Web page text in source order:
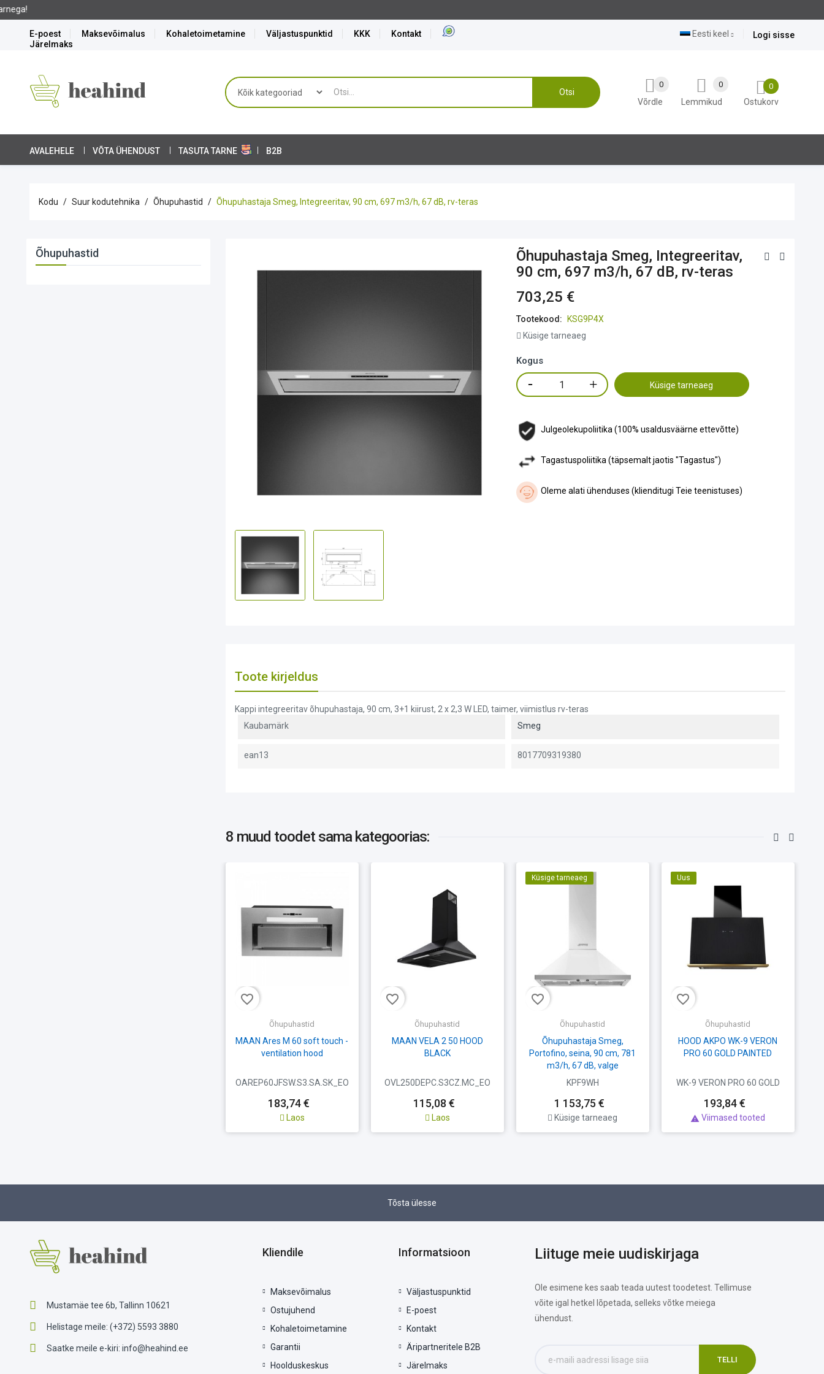
E-poest Maksevõimalus Kohaletoimetamine Väljastuspunktid KKK
Kontakt
Järelmaks
Logi sisse
Eesti keel
Otsi
0
Ostukorv
Lemmikud
0
Võrdle
0
AVALEHELE VÕTA ÜHENDUST TASUTA TARNE B2B
Kodu Suur kodutehnika Õhupuhastid Õhupuhastaja Smeg, Integreeritav, 90 cm, 697 m3/h, 67 dB, rv-teras
Õhupuhastid
Õhupuhastaja Smeg, Integreeritav,
90 cm, 697 m3/h, 67 dB, rv-teras
703,25 €
Tootekood:
KSG9P4X
Küsige tarneaeg
Kogus
Küsige tarneaeg
Julgeolekupoliitika (100% usaldusväärne ettevõtte)
Tagastuspoliitika (täpsemalt jaotis "Tagastus")
Oleme alati ühenduses (klienditugi Teie teenistuses)
Toote kirjeldus
Kappi integreeritav õhupuhastaja, 90 cm, 3+1 kiirust, 2 x 2,3 W LED, taimer, viimistlus rv-teras
Kaubamärk
Smeg
ean13 8017709319380
8 muud toodet sama kategoorias:
favorite_border
Õhupuhastid
MAAN Ares M 60 soft touch -
ventilation hood
OAREP60JFSW.S3.SA.SK_EO
183,74 €
Laos
favorite_border
Õhupuhastid
MAAN VELA 2 50 HOOD
BLACK
OVL250DEPC.S3CZ.MC_EO
115,08 €
Laos
favorite_border
Küsige tarneaeg
Õhupuhastid
Õhupuhastaja Smeg,
Portofino, seina, 90 cm, 781
m3/h, 67 dB, valge
KPF9WH
1 153,75 €
Küsige tarneaeg
favorite_border
Uus
Õhupuhastid
HOOD AKPO WK-9 VERON
PRO 60 GOLD PAINTED
WK-9 VERON PRO 60 GOLD
193,84 €
 Viimased tooted
Tõsta ülesse
Mustamäe tee 6b, Tallinn 10621
Helistage meile: (+372) 5593 3880
Saatke meile e-kiri: info@heahind.ee
Kliendile
Maksevõimalus
Ostujuhend
Kohaletoimetamine
Garantii
Hoolduskeskus
Informatsioon
Väljastuspunktid
E-poest
Kontakt
Äripartneritele B2B
Järelmaks
Liituge meie uudiskirjaga
Ole esimene kes saab teada uutest toodetest. Tellimuse
võite igal hetkel lõpetada, selleks võtke meiega
ühendust.